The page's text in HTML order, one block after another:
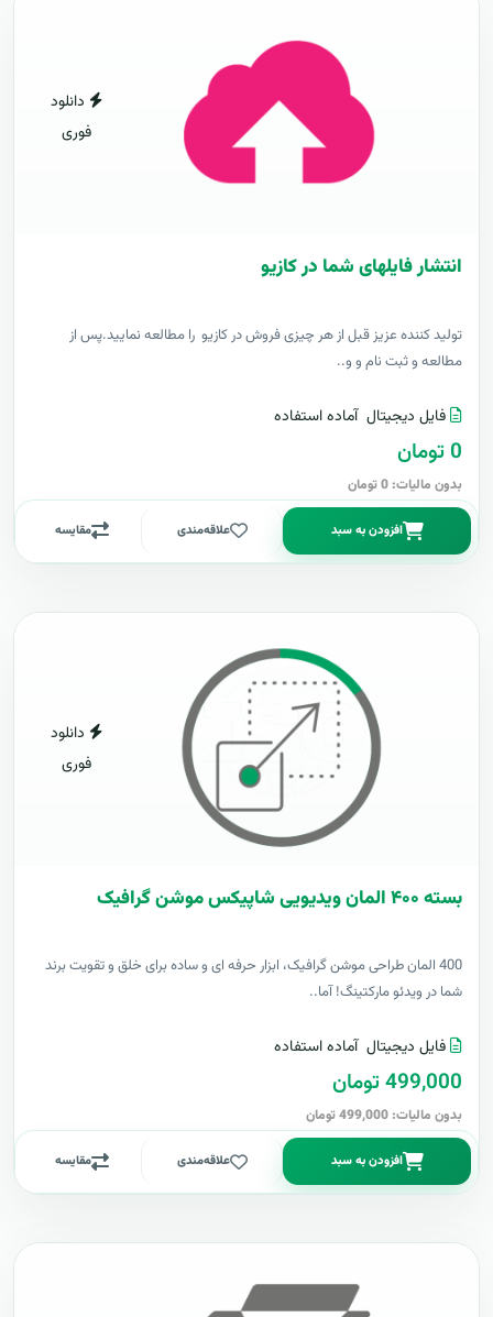
دانلود
فوری
انتشار فایلهای شما در کازیو
توليد کننده عزيز قبل از هر چیزی فروش در کازیو را مطالعه نمایید.پس از
مطالعه و ثبت نام و و..
فایل دیجیتال آماده استفاده
0 تومان
بدون مالیات: 0 تومان
افزودن به سبد علاقه‌مندی مقایسه
دانلود
فوری
بسته ۴۰۰ المان ویدیویی شاپیکس موشن گرافیک
400 المان طراحی موشن گرافیک، ابزار حرفه ای و ساده برای خلق و تقویت برند
شما در ویدئو مارکتینگ! آما..
فایل دیجیتال آماده استفاده
499,000 تومان
بدون مالیات: 499,000 تومان
افزودن به سبد علاقه‌مندی مقایسه